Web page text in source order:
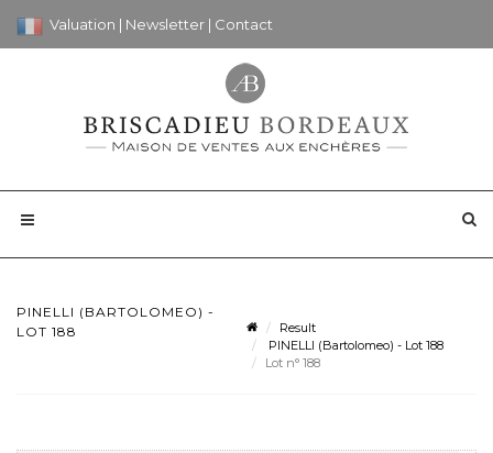
Valuation | Newsletter | Contact
PINELLI (BARTOLOMEO) -
LOT 188
Result
PINELLI (Bartolomeo) - Lot 188
Lot n° 188